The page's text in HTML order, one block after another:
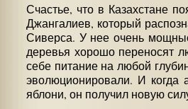
Счастье, что в Казахстане
Джангалиев, который
Сиверса. У нее очень
деревья хорошо переносят
себе питание на любой
эволюционировали. И когда
яблони, он получил новую